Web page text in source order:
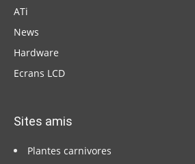
ATi
News
Hardware
Ecrans LCD
Sites amis
Plantes carnivores